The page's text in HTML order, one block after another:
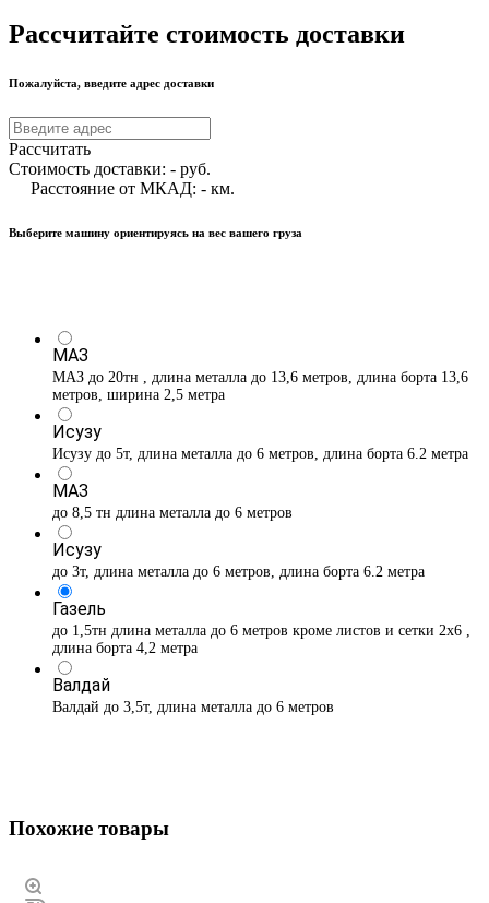
Рассчитайте стоимость доставки
Пожалуйста, введите адрес доставки
Рассчитать
Стоимость доставки: - руб.
Расстояние от МКАД: - км.
Выберите машину ориентируясь на вес вашего груза
МАЗ
МАЗ до 20тн , длина металла до 13,6 метров, длина борта 13,6
метров, ширина 2,5 метра
Исузу
Исузу до 5т, длина металла до 6 метров, длина борта 6.2 метра
МАЗ
до 8,5 тн длина металла до 6 метров
Исузу
до 3т, длина металла до 6 метров, длина борта 6.2 метра
Газель
до 1,5тн длина металла до 6 метров кроме листов и сетки 2х6 ,
длина борта 4,2 метра
Валдай
Валдай до 3,5т, длина металла до 6 метров
Похожие товары